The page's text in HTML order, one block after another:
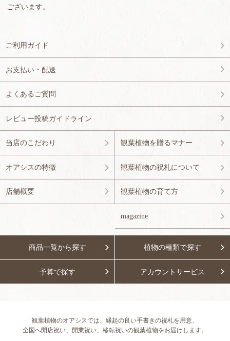
ございます。
ご利用ガイド
お支払い・配送
よくあるご質問
レビュー投稿ガイドライン
当店のこだわり
オアシスの特徴
店舗概要
観葉植物を贈るマナー
観葉植物の祝札について
観葉植物の育て方
magazine
商品一覧から探す 植物の種類で探す
予算で探す アカウントサービス
観葉植物のオアシスでは、縁起の良い手書きの祝札を用意、
全国へ開店祝い、開業祝い、移転祝いの観葉植物をお届けします。